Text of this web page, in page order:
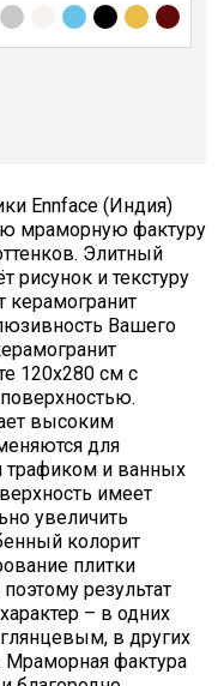
Ennface (Индия)
мраморную фактуру
Элитный
рисунок и текстуру
керамогранит
Вашего
120х280 см с
высоким
для
трафиком и ванных
имеет
увеличить
колорит
плитки
результат
– в одних
глянцевым, в других
фактура